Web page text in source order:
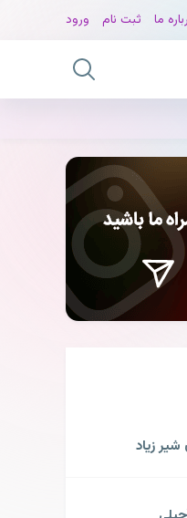
ما ثبت نام ورود
زیاد